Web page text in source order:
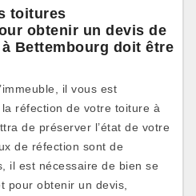
toitures
obtenir un devis de
Bettembourg doit être
il vous est
réfection de votre toiture à
de préserver l’état de votre
de réfection sont de
il est nécessaire de bien se
pour obtenir un devis,